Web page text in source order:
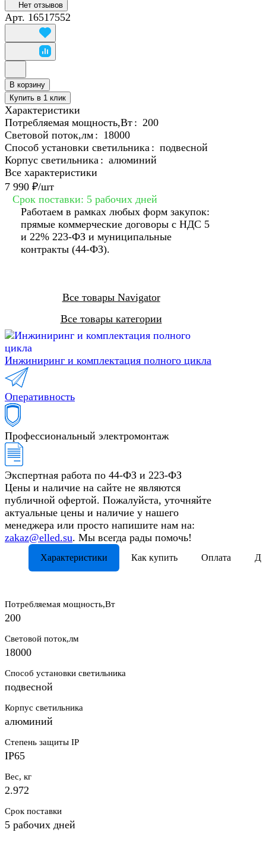
Нет отзывов
Арт. 16517552
В корзину
Купить в 1 клик
Характеристики
Потребляемая мощность,Вт : 200
Световой поток,лм : 18000
Способ установки светильника : подвесной
Корпус светильника : алюминий
Все характеристики
7 990 ₽/шт
Срок поставки: 5 рабочих дней
Работаем в рамках любых форм закупок:
прямые коммерческие договоры с НДС 5
и 22% 223-ФЗ и муниципальные
контракты (44-ФЗ).
Все товары Navigator
Все товары категории
Инжиниринг и комплектация полного цикла
Оперативность
Профессиональный электромонтаж
Экспертная работа по 44-ФЗ и 223-ФЗ
Цены и наличие на сайте не являются
публичной офертой. Пожалуйста, уточняйте
актуальные цены и наличие у нашего
менеджера или просто напишите нам на:
zakaz@elled.su. Мы всегда рады помочь!
Характеристики Как купить Оплата
Потребляемая мощность,Вт
200
Световой поток,лм
18000
Способ установки светильника
подвесной
Корпус светильника
алюминий
Степень защиты IP
IP65
Вес, кг
2.972
Срок поставки
5 рабочих дней